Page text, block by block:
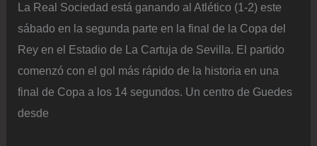
La Real Sociedad está ganando al Atlético (1-2) este
sábado en la segunda parte en la final de la Copa del
Rey en el Estadio de La Cartuja de Sevilla. El partido
comenzó con el gol más rápido de la historia en una
final de Copa a los 14 segundos. Un centro de Guedes
desde